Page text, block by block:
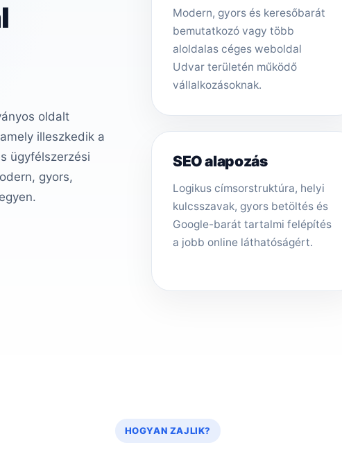
oldalt
illeszkedik a
ügyfélszerzési
gyors,
Modern, gyors és keresőbarát
bemutatkozó vagy több
aloldalas céges weboldal
Udvar területén működő
vállalkozásoknak.
SEO alapozás
Logikus címsorstruktúra, helyi
kulcsszavak, gyors betöltés és
Google-barát tartalmi felépítés
a jobb online láthatóságért.
HOGYAN ZAJLIK?